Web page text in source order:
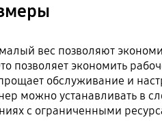
вес позволяют
позволяет экономить
обслуживание и
можно устанавливать в
с ограниченными